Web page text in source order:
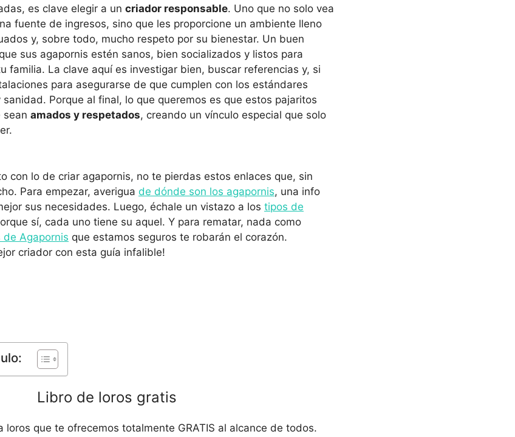
es clave elegir a un criador responsable. Uno que no solo vea
fuente de ingresos, sino que les proporcione un ambiente lleno
y, sobre todo, mucho respeto por su bienestar. Un buen
sus agapornis estén sanos, bien socializados y listos para
familia. La clave aquí es investigar bien, buscar referencias y, si
para asegurarse de que cumplen con los estándares
Porque al final, lo que queremos es que estos pajaritos
sean amados y respetados, creando un vínculo especial que solo
con lo de criar agapornis, no te pierdas estos enlaces que, sin
Para empezar, averigua de dónde son los agapornis, una info
sus necesidades. Luego, échale un vistazo a los tipos de
sí, cada uno tiene su aquel. Y para rematar, nada como
de Agapornis que estamos seguros te robarán el corazón.
criador con esta guía infalible!
Libro de loros gratis
loros que te ofrecemos totalmente GRATIS al alcance de todos.